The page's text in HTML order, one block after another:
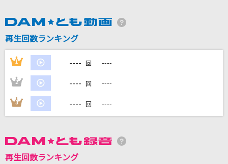
ZONE
カラオケ最新情報をチェック！
DAMに会員登録・ログインして
再生回数ランキング
1 ---- 回 ----
2 ---- 回 ----
3 ---- 回 ----
再生回数ランキング